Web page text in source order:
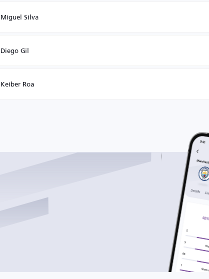
Miguel Silva
Diego Gil
Keiber Roa